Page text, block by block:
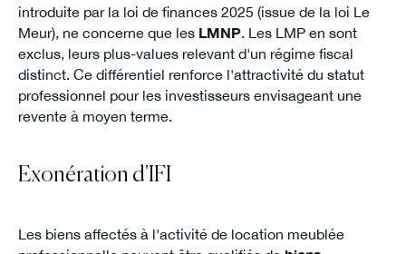
introduite par la loi de finances 2025 (issue de la loi Le
Meur), ne concerne que les LMNP. Les LMP en sont
exclus, leurs plus-values relevant d'un régime fiscal
distinct. Ce différentiel renforce l'attractivité du statut
professionnel pour les investisseurs envisageant une
revente à moyen terme.
Exonération d'IFI
Les biens affectés à l'activité de location meublée